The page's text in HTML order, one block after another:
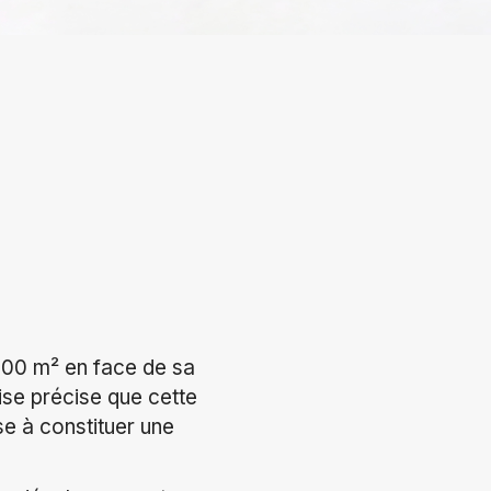
m² en face de sa
précise que cette
à constituer une